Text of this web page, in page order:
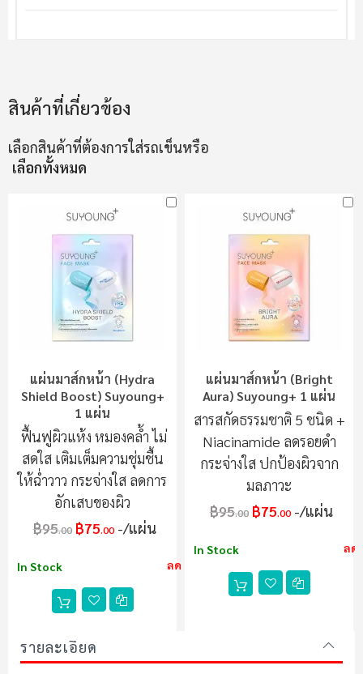
สินค้าที่เกี่ยวข้อง
เลือกสินค้าที่ต้องการใส่รถเข็นหรือ
เลือกทั้งหมด
แผ่นมาส์กหน้า (Hydra
Shield Boost) Suyoung+
1 แผ่น
ฟื้นฟูผิวแห้ง หมองคล้ำ ไม่
สดใส เติมเต็มความชุ่มชื้น
ให้ฉ่ำวาว กระจ่างใส ลดการ
อักเสบของผิว
฿95.00 ฿75.00 /แผ่น
In Stock ลด 21%
แผ่นมาส์กหน้า (Bright
Aura) Suyoung+ 1 แผ่น
สารสกัดธรรมชาติ 5 ชนิด +
Niacinamide ลดรอยดำ
กระจ่างใส ปกป้องผิวจาก
มลภาวะ
฿95.00 ฿75.00 /แผ่น
In Stock ลด
รายละเอียด